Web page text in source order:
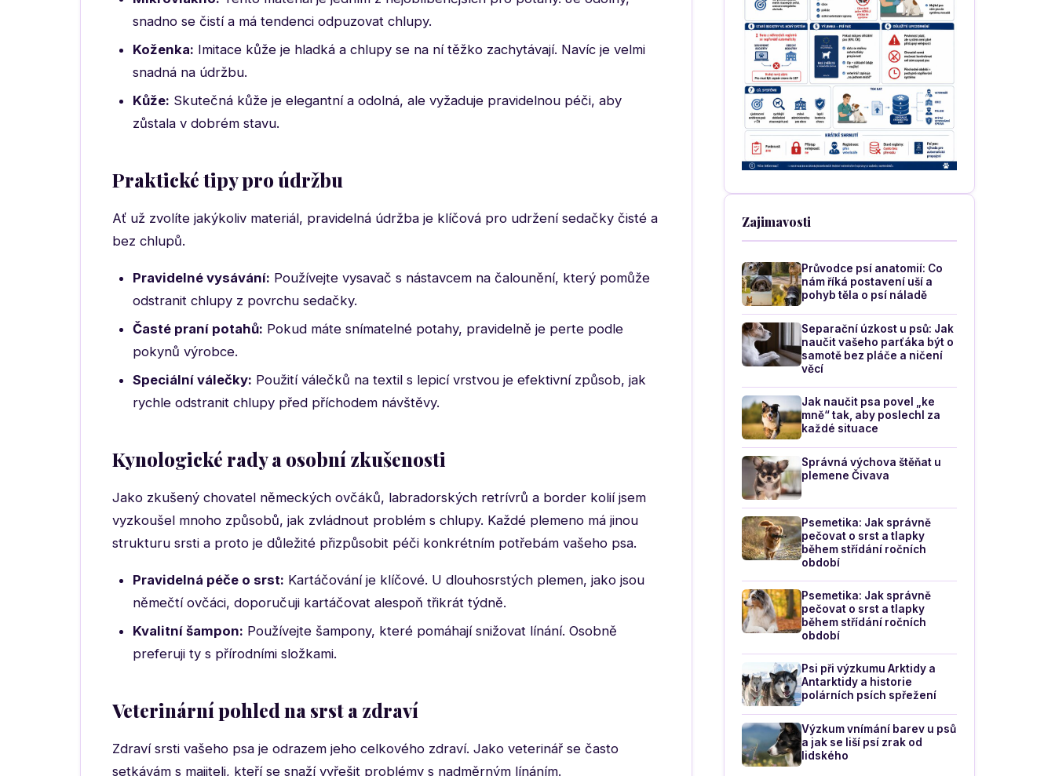
snadno se čistí a má tendenci odpuzovat chlupy.
Koženka: Imitace kůže je hladká a chlupy se na ní těžko zachytávají. Navíc je velmi
snadná na údržbu.
Kůže: Skutečná kůže je elegantní a odolná, ale vyžaduje pravidelnou péči, aby
zůstala v dobrém stavu.
Praktické tipy pro údržbu
Ať už zvolíte jakýkoliv materiál, pravidelná údržba je klíčová pro udržení sedačky čisté a
bez chlupů.
Pravidelné vysávání: Používejte vysavač s nástavcem na čalounění, který pomůže
odstranit chlupy z povrchu sedačky.
Časté praní potahů: Pokud máte snímatelné potahy, pravidelně je perte podle
pokynů výrobce.
Speciální válečky: Použití válečků na textil s lepicí vrstvou je efektivní způsob, jak
rychle odstranit chlupy před příchodem návštěvy.
Kynologické rady a osobní zkušenosti
Jako zkušený chovatel německých ovčáků, labradorských retrívrů a border kolií jsem
vyzkoušel mnoho způsobů, jak zvládnout problém s chlupy. Každé plemeno má jinou
strukturu srsti a proto je důležité přizpůsobit péči konkrétním potřebám vašeho psa.
Pravidelná péče o srst: Kartáčování je klíčové. U dlouhosrstých plemen, jako jsou
němečtí ovčáci, doporučuji kartáčovat alespoň třikrát týdně.
Kvalitní šampon: Používejte šampony, které pomáhají snižovat línání. Osobně
preferuji ty s přírodními složkami.
Veterinární pohled na srst a zdraví
Zdraví srsti vašeho psa je odrazem jeho celkového zdraví. Jako veterinář se často
setkávám s majiteli, kteří se snaží vyřešit problémy s nadměrným línáním.
Zajimavosti
Průvodce psí anatomií: Co
nám říká postavení uší a
pohyb těla o psí náladě
Separační úzkost u psů: Jak
naučit vašeho parťáka být o
samotě bez pláče a ničení
věcí
Jak naučit psa povel „ke
mně“ tak, aby poslechl za
každé situace
Správná výchova štěňat u
plemene Čivava
Psemetika: Jak správně
pečovat o srst a tlapky
během střídání ročních
období
Psemetika: Jak správně
pečovat o srst a tlapky
během střídání ročních
období
Psi při výzkumu Arktidy a
Antarktidy a historie
polárních psích spřežení
Výzkum vnímání barev u psů
a jak se liší psí zrak od
lidského